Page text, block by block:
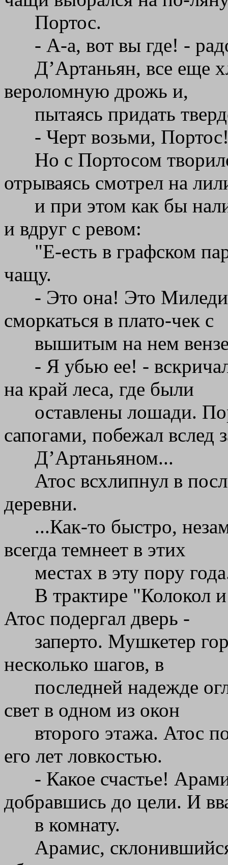
Портос.
- А-а, вот вы где! -
Д’Артаньян, все еще
вероломную дрожь и,
пытаясь придать
- Черт возьми,
Но с Портосом
отрываясь смотрел на
и при этом как бы
и вдруг с ревом:
"Е-есть в графском
чащу.
- Это она! Это
сморкаться в плато-чек с
вышитым на нем
- Я убью ее! -
на край леса, где были
оставлены лошади.
сапогами, побежал вслед
Д’Артаньяном...
Атос всхлипнул в
деревни.
...Как-то быстро,
всегда темнеет в этих
местах в эту пору
В трактире "Колокол
Атос подергал дверь -
заперто. Мушкетер
несколько шагов, в
последней надежде
свет в одном из окон
второго этажа. Атос
его лет ловкостью.
- Какое счастье!
добравшись до цели. И
в комнату.
Арамис,